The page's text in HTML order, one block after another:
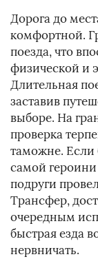
Дорога до
комфортной.
поезда, что
физической и
Длительная
заставив
выборе. На
проверка
таможне. Если
самой
подруги
Трансфер,
очередным
быстрая езда
нервничать.